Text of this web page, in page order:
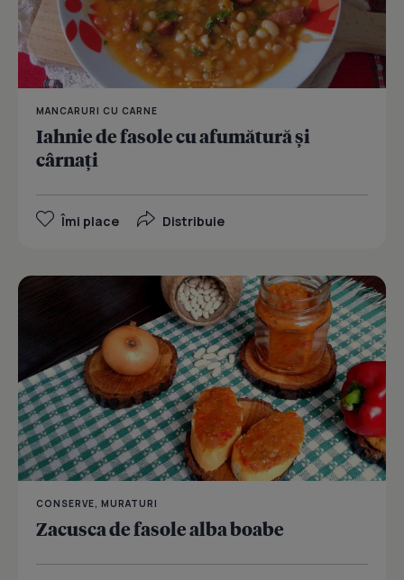
MANCARURI CU CARNE
Iahnie de fasole cu afumătură şi
cârnaţi
Îmi place Distribuie
CONSERVE, MURATURI
Zacusca de fasole alba boabe